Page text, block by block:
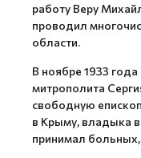
работу Веру
проводил
области.
В ноябре 1933
митрополита
свободную
в Крыму, владыка
принимал